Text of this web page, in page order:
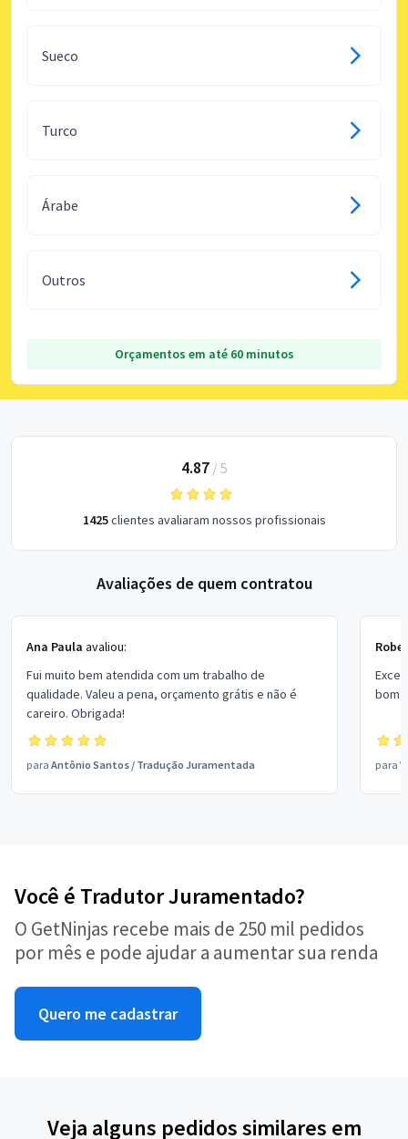
Sueco
Turco
Árabe
Outros
Orçamentos em até 60 minutos
4.87/ 5
1425clientes avaliaram nossos profissionais
Avaliações de quem contratou
Ana Paula avaliou:
Fui muito bem atendida com um trabalho de
qualidade. Valeu a pena, orçamento grátis e não é
careiro. Obrigada!
para Antônio Santos / Tradução Juramentada
bom
para
Você é Tradutor Juramentado?
O GetNinjas recebe mais de 250 mil pedidos
por mês e pode ajudar a aumentar sua renda
Quero me cadastrar
Veja alguns pedidos similares em